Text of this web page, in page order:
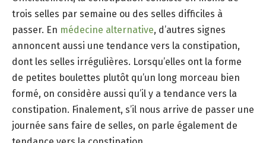
trois selles par semaine ou des selles difficiles à
passer. En médecine alternative, d’autres signes
annoncent aussi une tendance vers la constipation,
dont les selles irrégulières. Lorsqu’elles ont la forme
de petites boulettes plutôt qu’un long morceau bien
formé, on considère aussi qu’il y a tendance vers la
constipation. Finalement, s’il nous arrive de passer une
journée sans faire de selles, on parle également de